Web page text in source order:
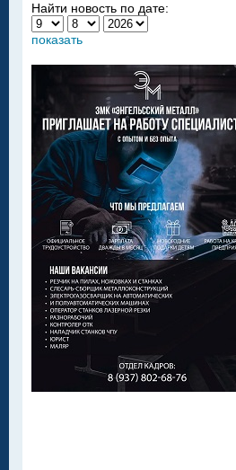
Найти новость по дате:
показать